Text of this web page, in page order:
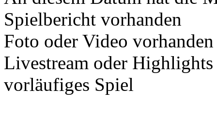
Spielbericht vorhanden
Foto oder Video vorhanden
Livestream oder
vorläufiges Spiel